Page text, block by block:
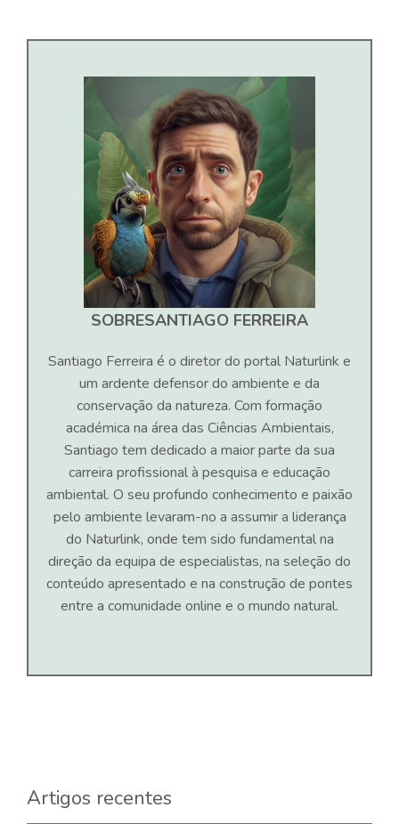
SOBRESANTIAGO FERREIRA
Santiago Ferreira é o diretor do portal Naturlink e
um ardente defensor do ambiente e da
conservação da natureza. Com formação
académica na área das Ciências Ambientais,
Santiago tem dedicado a maior parte da sua
carreira profissional à pesquisa e educação
ambiental. O seu profundo conhecimento e paixão
pelo ambiente levaram-no a assumir a liderança
do Naturlink, onde tem sido fundamental na
direção da equipa de especialistas, na seleção do
conteúdo apresentado e na construção de pontes
entre a comunidade online e o mundo natural.
Artigos recentes